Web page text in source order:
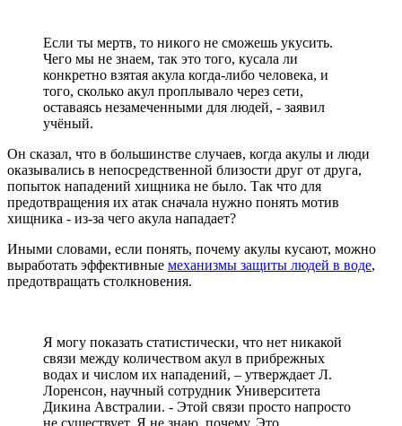
Если ты мертв, то никого не сможешь укусить.
Чего мы не знаем, так это того, кусала ли
конкретно взятая акула когда-либо человека, и
того, сколько акул проплывало через сети,
оставаясь незамеченными для людей, - заявил
учёный.
Он сказал, что в большинстве случаев, когда акулы и люди
оказывались в непосредственной близости друг от друга,
попыток нападений хищника не было. Так что для
предотвращения их атак сначала нужно понять мотив
хищника - из-за чего акула нападает?
Иными словами, если понять, почему акулы кусают, можно
выработать эффективные механизмы защиты людей в воде,
предотвращать столкновения.
Я могу показать статистически, что нет никакой
связи между количеством акул в прибрежных
водах и числом их нападений, – утверждает Л.
Лоренсон, научный сотрудник Университета
Дикина Австралии. - Этой связи просто напросто
не существует. Я не знаю, почему. Это